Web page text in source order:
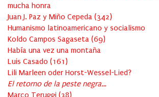
mucha honra
Juan J. Paz y Miño Cepeda (342)
Humanismo latinoamericano y socialismo
Koldo Campos Sagaseta (69)
Había una vez una montaña
Luis Casado (161 )
Lili Marleen oder Horst-Wessel-Lied?
El retorno de la peste negra…
Marco Teruggi (38)